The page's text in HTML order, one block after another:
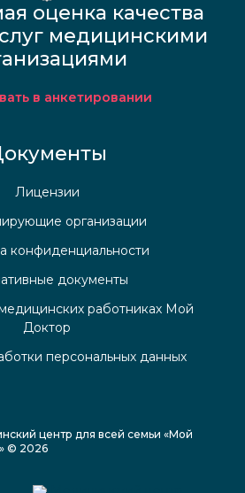
оценка качества
медицинскими
в анкетировании
Лицензии
организации
конфиденциальности
документы
работниках Мой
Доктор
персональных данных
центр для всей семьи «Мой
© 2026